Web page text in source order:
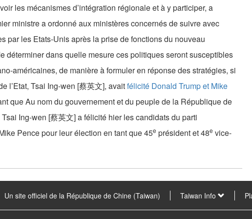
les mécanismes d’intégration régionale et à y participer, a
ministre a ordonné aux ministères concernés de suivre avec
par les Etats-Unis après la prise de fonctions du nouveau
déterminer dans quelle mesure ces politiques seront susceptibles
américaines, de manière à formuler en réponse des stratégies, si
l’Etat, Tsai Ing-wen [蔡英文], avaitfélicité Donald Trump et Mike
que Au nom du gouvernement et du peuple de la République de
Ing-wen [蔡英文] a félicité hier les candidats du parti
Pence pour leur élection en tant que 45e président et 48e vice-
Un site officiel de la République de Chine (Taiwan) Taiwan Info